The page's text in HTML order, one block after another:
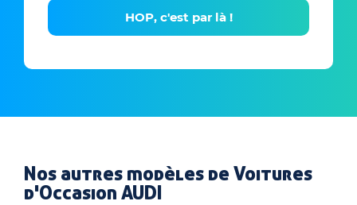
HOP, c'est par là !
Nos autres modèles de Voitures
d'Occasion AUDI